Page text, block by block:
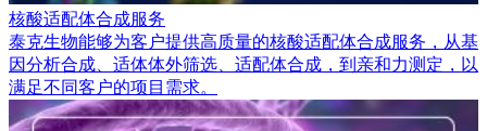
核酸适配体合成服务
泰克生物能够为客户提供高质量的核酸适配体合成服务，从基
因分析合成、适体体外筛选、适配体合成，到亲和力测定，以
满足不同客户的项目需求。